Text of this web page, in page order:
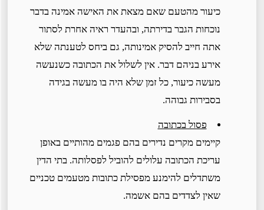
כיעור מהטעם שאם מצאת את האישה אמינה בדבר
נוכחות הגבר בדירתה, ובהעדר ראיה אחרת לסתור
אתה חייב להסיק אמינותה, גם ביחס לטענתה שלא
אירע בניהם דבר. אין לשלול את הכתובה כשנעשה
מעשה כיעור, כל זמן שלא היה בו מעשה בגידה
בסבירות גבוהה.
פסול בכתובה
קיימים מקרים נדירים בהם פגמים מהותיים באופן
עריכת הכתובה עלולים להוביל לפסלותה. בתי הדין
משתדלים להימנע מפסילת כתובות מטעמים טכניים
שאין לצדדים בהם אשמה.